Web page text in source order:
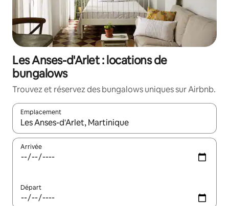
Les Anses-d'Arlet : locations de
bungalows
Trouvez et réservez des bungalows uniques sur Airbnb.
Emplacement
Quand les résultats sont affichés, parcourez-les en utilisant
Arrivée
Départ